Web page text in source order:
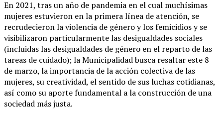
En 2021, tras un año de pandemia en el cual muchísimas
mujeres estuvieron en la primera línea de atención, se
recrudecieron la violencia de género y los femicidios y se
visibilizaron particularmente las desigualdades sociales
(incluidas las desigualdades de género en el reparto de las
tareas de cuidado); la Municipalidad busca resaltar este 8
de marzo, la importancia de la acción colectiva de las
mujeres, su creatividad, el sentido de sus luchas cotidianas,
así como su aporte fundamental a la construcción de una
sociedad más justa.